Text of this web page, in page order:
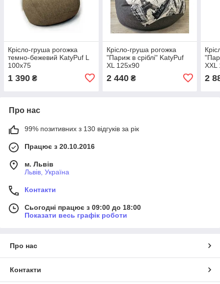
Крісло-груша рогожка
темно-бежевий KatyPuf L
100x75
1 390 ₴
Крісло-груша рогожка
"Париж в сріблі" KatyPuf
XL 125x90
2 440₴
XXL
2
Про нас
99% позитивних з 130 відгуків за рік
Працює з 20.10.2016
м. Львів
Львів, Україна
Контакти
Сьогодні працює з 09:00 до 18:00
Показати весь графік роботи
Про нас
Контакти